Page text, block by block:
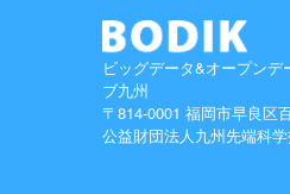
ビッグデータ&オープンデ
ブ九州
〒814-0001 福岡市早良区
公益財団法人九州先端科